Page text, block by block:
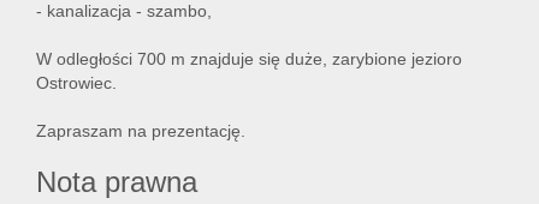
- kanalizacja - szambo,
W odległości 700 m znajduje się duże, zarybione jezioro
Ostrowiec.
Zapraszam na prezentację.
Nota prawna